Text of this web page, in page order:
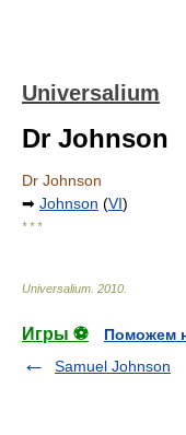
Universalium
Dr Johnson
Dr Johnson
➡ Johnson (VI)
* * *
Universalium 2010
Игры ⚽
Поможем
Samuel Johnson